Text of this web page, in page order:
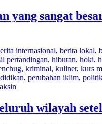
sangat
internasional, berita lokal,
pertandingan, hiburan, hoki,
, kriminal, kuliner, kurs
, perubahan iklim, politik
wilayah